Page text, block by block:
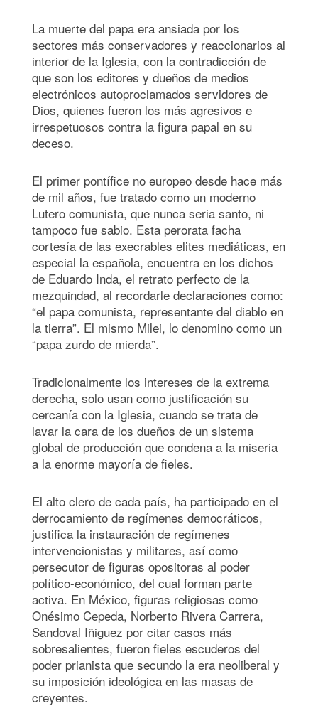
La muerte del papa era ansiada por los
sectores más conservadores y reaccionarios al
interior de la Iglesia, con la contradicción de
que son los editores y dueños de medios
electrónicos autoproclamados servidores de
Dios, quienes fueron los más agresivos e
irrespetuosos contra la figura papal en su
deceso.
El primer pontífice no europeo desde hace más
de mil años, fue tratado como un moderno
Lutero comunista, que nunca seria santo, ni
tampoco fue sabio. Esta perorata facha
cortesía de las execrables elites mediáticas, en
especial la española, encuentra en los dichos
de Eduardo Inda, el retrato perfecto de la
mezquindad, al recordarle declaraciones como:
“el papa comunista, representante del diablo en
la tierra”. El mismo Milei, lo denomino como un
“papa zurdo de mierda”.
Tradicionalmente los intereses de la extrema
derecha, solo usan como justificación su
cercanía con la Iglesia, cuando se trata de
lavar la cara de los dueños de un sistema
global de producción que condena a la miseria
a la enorme mayoría de fieles.
El alto clero de cada país, ha participado en el
derrocamiento de regímenes democráticos,
justifica la instauración de regímenes
intervencionistas y militares, así como
persecutor de figuras opositoras al poder
político-económico, del cual forman parte
activa. En México, figuras religiosas como
Onésimo Cepeda, Norberto Rivera Carrera,
Sandoval Iñiguez por citar casos más
sobresalientes, fueron fieles escuderos del
poder prianista que secundo la era neoliberal y
su imposición ideológica en las masas de
creyentes.